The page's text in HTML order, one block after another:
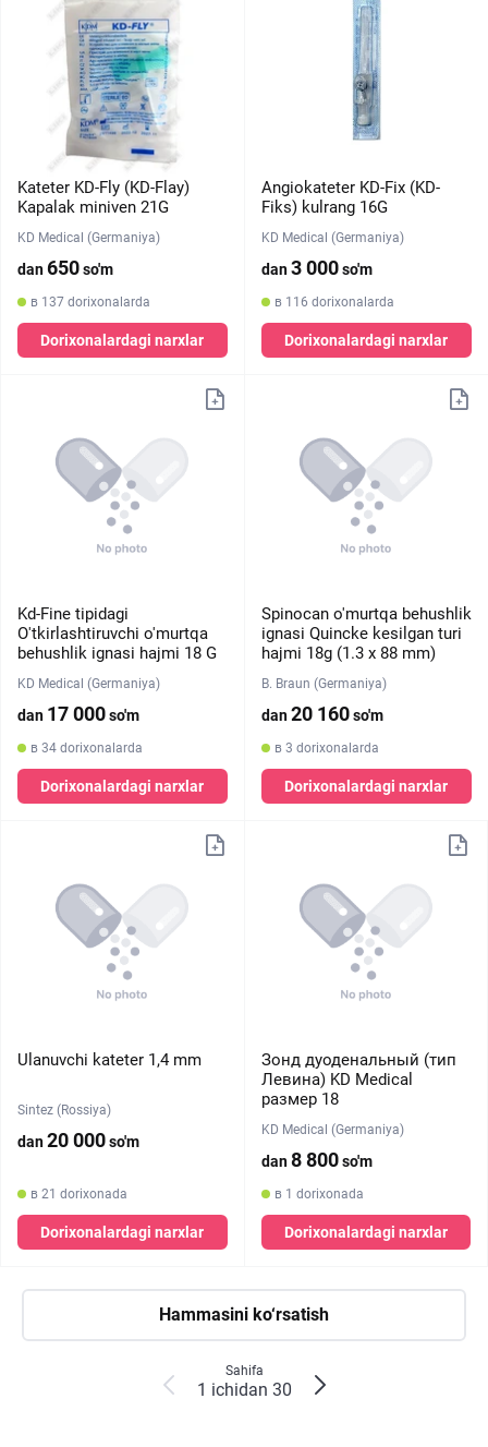
Kateter KD-Fly (KD-Flay)
Kapalak miniven 21G
KD Medical (Germaniya)
dan650so'm
в 137 dorixonalarda
Dorixonalardagi narxlar
Angiokateter KD-Fix (KD-
Fiks) kulrang 16G
KD Medical (Germaniya)
dan3 000so'm
в 116 dorixonalarda
Dorixonalardagi narxlar
Kd-Fine tipidagi
O'tkirlashtiruvchi o'murtqa
behushlik ignasi hajmi 18 G
KD Medical (Germaniya)
dan 17 000so'm
в 34 dorixonalarda
Dorixonalardagi narxlar
Spinocan o'murtqa behushlik
ignasi Quincke kesilgan turi
hajmi 18g (1.3 х 88 mm)
B. Braun (Germaniya)
dan20 160so'm
в 3 dorixonalarda
Dorixonalardagi narxlar
Ulanuvchi kateter 1,4 mm
Sintez (Rossiya)
dan20 000so'm
в 21 dorixonada
Dorixonalardagi narxlar
Зонд дуоденальный (тип
Левина) KD Medical
размер 18
KD Medical (Germaniya)
dan8 800so'm
в 1 dorixonada
Dorixonalardagi narxlar
Hammasini ko‘rsatish
Sahifa
1 ichidan 30